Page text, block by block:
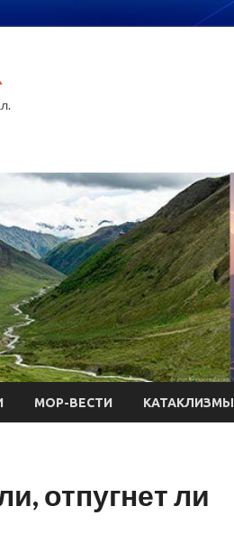
МОР-ВЕСТИ КАТАКЛИЗМЫ
отпугнет ли